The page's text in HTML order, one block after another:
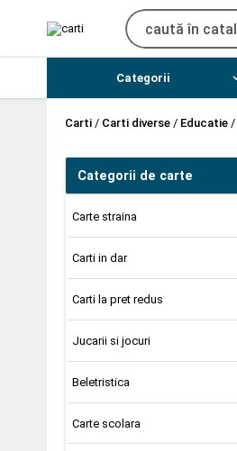
Categorii
Carti / Carti diverse / Educatie /
Categorii de carte
Carte straina
Carti in dar
Carti la pret redus
Jucarii si jocuri
Beletristica
Carte scolara